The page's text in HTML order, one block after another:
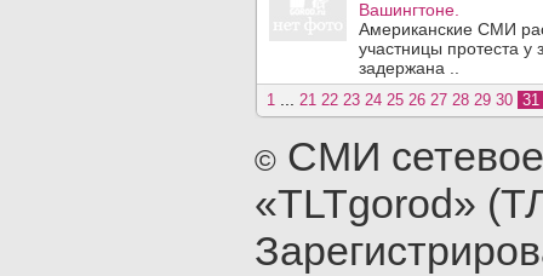
Вашингтоне.
Американские СМИ
участницы протеста
задержана ..
1 21 22 23 24 25 26 27 28 29 30 31
© СМИ
«TLTgorod»